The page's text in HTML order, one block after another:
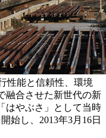
性能と信頼性、環境
融合させた新世代の新
はやぶさ」として当時
始し、2013年3月16日